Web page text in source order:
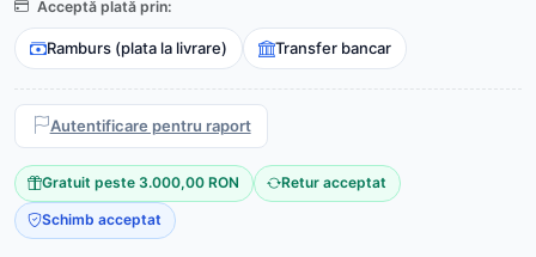
Acceptă plată prin:
Ramburs (plata la livrare) Transfer bancar
Autentificare pentru raport
Gratuit peste 3.000,00 RON Retur acceptat
Schimb acceptat